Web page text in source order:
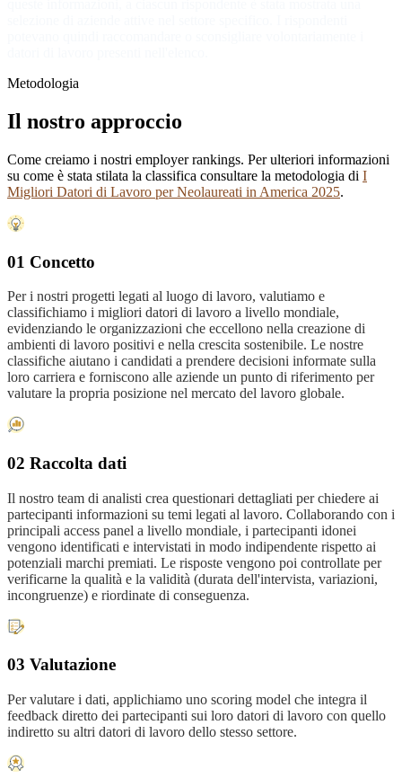
Metodologia
Il nostro approccio
Come creiamo i nostri employer rankings. Per ulteriori informazioni
su come è stata stilata la classifica consultare la metodologia di I
Migliori Datori di Lavoro per Neolaureati in America 2025.
01 Concetto
Per i nostri progetti legati al luogo di lavoro, valutiamo e
classifichiamo i migliori datori di lavoro a livello mondiale,
evidenziando le organizzazioni che eccellono nella creazione di
ambienti di lavoro positivi e nella crescita sostenibile. Le nostre
classifiche aiutano i candidati a prendere decisioni informate sulla
loro carriera e forniscono alle aziende un punto di riferimento per
valutare la propria posizione nel mercato del lavoro globale.
02 Raccolta dati
Il nostro team di analisti crea questionari dettagliati per chiedere ai
partecipanti informazioni su temi legati al lavoro. Collaborando con i
principali access panel a livello mondiale, i partecipanti idonei
vengono identificati e intervistati in modo indipendente rispetto ai
potenziali marchi premiati. Le risposte vengono poi controllate per
verificarne la qualità e la validità (durata dell'intervista, variazioni,
incongruenze) e riordinate di conseguenza.
03 Valutazione
Per valutare i dati, applichiamo uno scoring model che integra il
feedback diretto dei partecipanti sui loro datori di lavoro con quello
indiretto su altri datori di lavoro dello stesso settore.